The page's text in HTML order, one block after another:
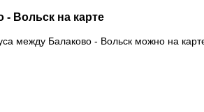
- Вольск на карте
между Балаково - Вольск можно на